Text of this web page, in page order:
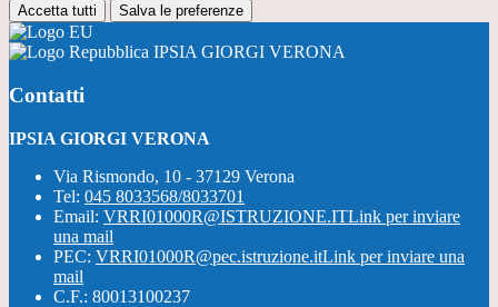
Accetta tutti Salva le preferenze
IPSIA GIORGI VERONA
Contatti
IPSIA GIORGI VERONA
Via Rismondo, 10 - 37129 Verona
Tel: 045 8033568/8033701
Email: VRRI01000R@ISTRUZIONE.ITLink per inviare
una mail
PEC: VRRI01000R@pec.istruzione.itLink per inviare una
mail
C.F.: 80013100237